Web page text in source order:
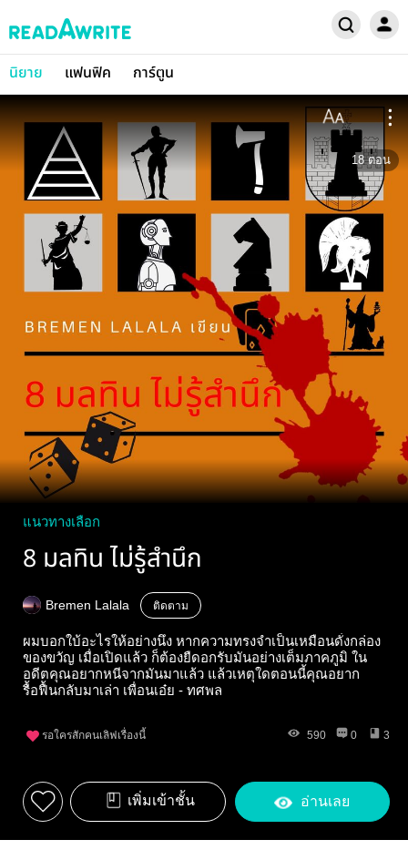
นิยาย แฟนฟิค การ์ตูน
18 ตอน
แนวทางเลือก
8 มลทิน ไม่รู้สำนึก
Bremen Lalala ติดตาม
ผมบอกใบ้อะไรให้อย่างนึง หากความทรงจำเป็นเหมือนดั่งกล่อง
ของขวัญ เมื่อเปิดแล้ว ก็ต้องยืดอกรับมันอย่างเต็มภาคภูมิ ใน
อดีตคุณอยากหนีจากมันมาแล้ว แล้วเหตุใดตอนนี้คุณอยาก
รื้อฟื้นกลับมาเล่า เพื่อนเอ๋ย - ทศพล
รอใครสักคนเลิฟเรื่องนี้ 590 0 3
เพิ่มเข้าชั้น อ่านเลย